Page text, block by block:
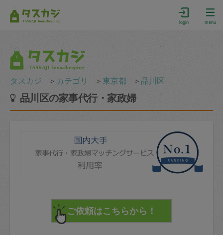
login menu
タスカジ ＞ カテゴリ ＞ 東京都 ＞ 品川区
品川区の家事代行・家政婦